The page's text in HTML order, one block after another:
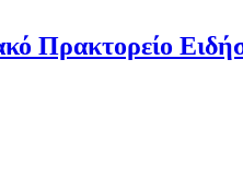
Πρακτορείο